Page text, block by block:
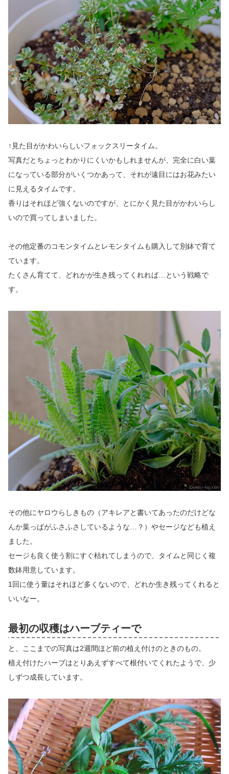
↑見た目がかわいらしいフォックスリータイム。
写真だとちょっとわかりにくいかもしれませんが、完全に白い葉
になっている部分がいくつかあって、それが遠目にはお花みたい
に見えるタイムです。
香りはそれほど強くないのですが、とにかく見た目がかわいらし
いので買ってしまいました。
その他定番のコモンタイムとレモンタイムも購入して別鉢で育て
ています。
たくさん育てて、どれかが生き残ってくれれば…という戦略で
す。
その他にヤロウらしきもの（アキレアと書いてあったのだけどな
んか葉っぱがふさふさしているような…？）やセージなども植え
ました。
セージも良く使う割にすぐ枯れてしまうので、タイムと同じく複
数鉢用意しています。
1回に使う量はそれほど多くないので、どれか生き残ってくれると
いいなー。
最初の収穫はハーブティーで
と、ここまでの写真は2週間ほど前の植え付けのときのもの。
植え付けたハーブはとりあえずすべて根付いてくれたようで、少
しずつ成長しています。